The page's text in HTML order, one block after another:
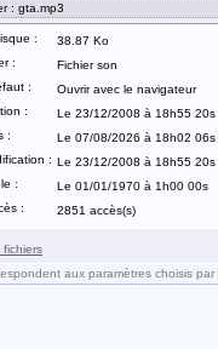
: gta.mp3
:
38.87 Ko
:
Fichier son
:
Ouvrir avec le navigateur
:
Le 23/12/2008 à 18h55 20s
:
Le 07/08/2026 à 18h02 06s
: Le 23/12/2008 à 18h55 20s
:
Le 01/01/1970 à 1h00 00s
:
2851 accès(s)
fichiers
aux paramètres choisis